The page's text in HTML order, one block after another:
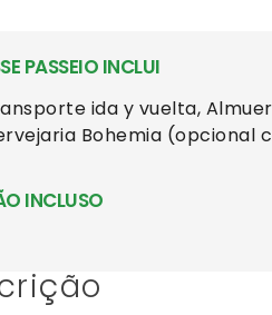
PASSEIO INCLUI
ida y vuelta,
Bohemia (opcional
INCLUSO